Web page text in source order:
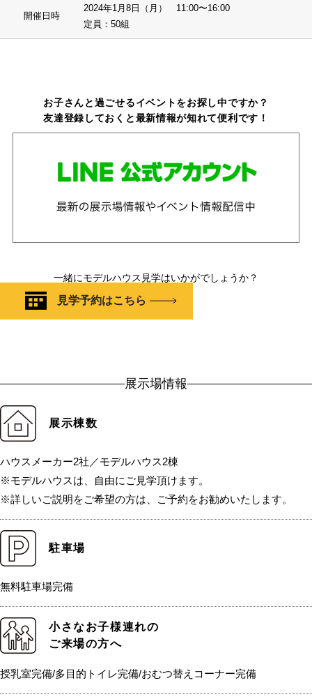
開催日時
2024年1月8日（月） 11:00〜16:00
定員：50組
お子さんと過ごせるイベントをお探し中ですか？
友達登録しておくと最新情報が知れて便利です！
一緒にモデルハウス見学はいかがでしょうか？
見学予約はこちら
展示場情報
展示棟数
ハウスメーカー2社／モデルハウス2棟
※モデルハウスは、自由にご見学頂けます。
※詳しいご説明をご希望の方は、ご予約をお勧めいたします。
駐車場
無料駐車場完備
小さなお子様連れの
ご来場の方へ
授乳室完備/多目的トイレ完備/おむつ替えコーナー完備